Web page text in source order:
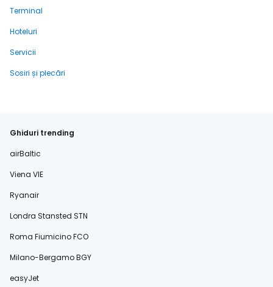
Terminal
Hoteluri
Servicii
Sosiri și plecări
Ghiduri trending
airBaltic
Viena VIE
Ryanair
Londra Stansted STN
Roma Fiumicino FCO
Milano-Bergamo BGY
easyJet